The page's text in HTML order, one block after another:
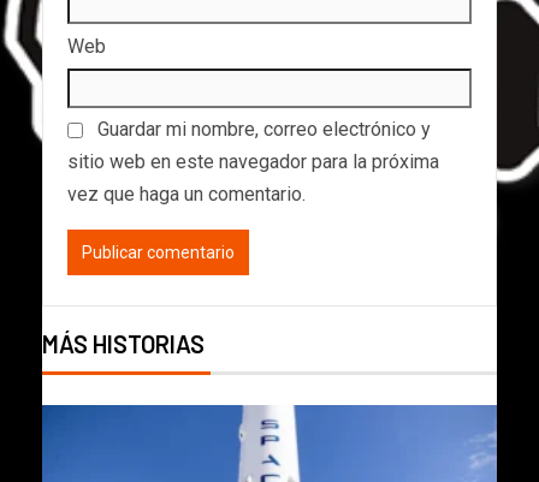
Web
Guardar mi nombre, correo electrónico y
sitio web en este navegador para la próxima
vez que haga un comentario.
MÁS HISTORIAS